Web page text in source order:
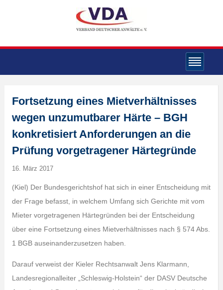
Fortsetzung eines Mietverhältnisses
wegen unzumutbarer Härte – BGH
konkretisiert Anforderungen an die
Prüfung vorgetragener Härtegründe
16. März 2017
(Kiel) Der Bundesgerichtshof hat sich in einer Entscheidung mit
der Frage befasst, in welchem Umfang sich Gerichte mit vom
Mieter vorgetragenen Härtegründen bei der Entscheidung
über eine Fortsetzung eines Mietverhältnisses nach § 574 Abs.
1 BGB auseinanderzusetzen haben.
Darauf verweist der Kieler Rechtsanwalt Jens Klarmann,
Landesregionalleiter „Schleswig-Holstein“ der DASV Deutsche